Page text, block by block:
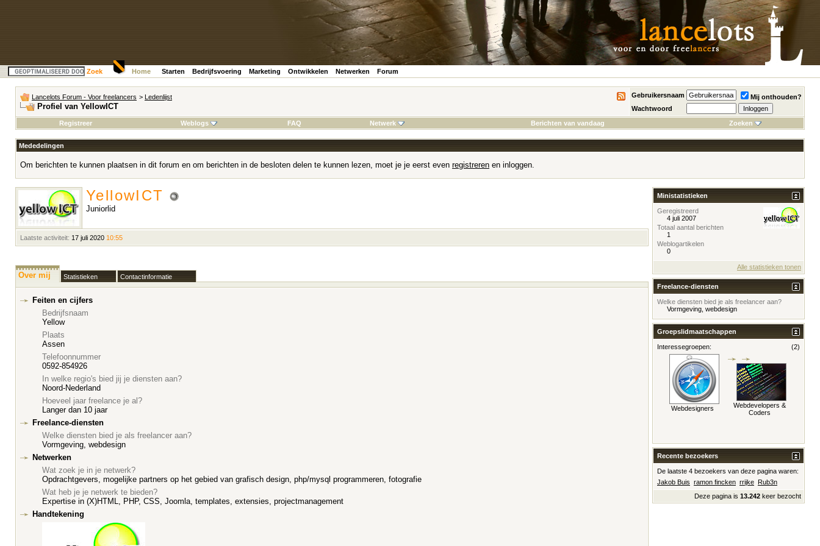
Zoek Home Starten Bedrijfsvoering Marketing Ontwikkelen Netwerken Forum
Lancelots Forum - Voor freelancers > Ledenlijst
Profiel van YellowICT
Gebruikersnaam
Mij onthouden?
Wachtwoord
Registreer
Weblogs FAQ Netwerk Berichten van vandaag Zoeken
Mededelingen
Om berichten te kunnen plaatsen in dit forum en om berichten in de besloten delen te kunnen lezen, moet je je eerst even registreren en inloggen.
YellowICT
Juniorlid
Laatste activiteit: 17 juli 2020 10:55
Over mij Statistieken Contactinformatie
Feiten en cijfers
Bedrijfsnaam
Yellow
Plaats
Assen
Telefoonnummer
0592-854926
In welke regio's bied jij je diensten aan?
Noord-Nederland
Hoeveel jaar freelance je al?
Langer dan 10 jaar
Freelance-diensten
Welke diensten bied je als freelancer aan?
Vormgeving, webdesign
Netwerken
Wat zoek je in je netwerk?
Opdrachtgevers, mogelijke partners op het gebied van grafisch design, php/mysql programmeren, fotografie
Wat heb je je netwerk te bieden?
Expertise in (X)HTML, PHP, CSS, Joomla, templates, extensies, projectmanagement
Handtekening
Ministatistieken
Geregistreerd
4 juli 2007
Totaal aantal berichten
1
Weblogartikelen
0
Alle statistieken tonen
Freelance-diensten
Welke diensten bied je als freelancer aan?
Vormgeving, webdesign
Groepslidmaatschappen
(2)
Interessegroepen:
Webdesigners
Webdevelopers &
Coders
Recente bezoekers
De laatste 4 bezoekers van deze pagina waren:
Jakob Buis ramon fincken rrijke Rub3n
Deze pagina is 13.242 keer bezocht